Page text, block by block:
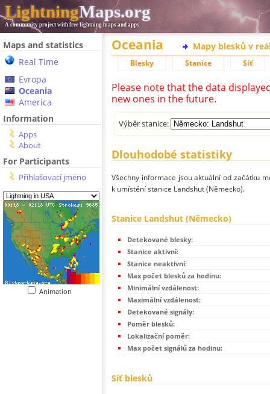
LightningMaps.org
A community project with free lightning maps and apps
Maps and statistics
Real Time
Evropa
Oceania
America
Information
Apps
About
For Participants
Přihlašovací jméno
Animation
Oceania Mapy blesků v
Blesky Stanice Síť
Please note that the data
new ones in the future.
Výběr stanice:
Dlouhodobé statistiky
Všechny informace jsou aktuální od začátku
k umístění stanice Landshut (Německo).
Stanice Landshut (Německo)
Detekované blesky:
Stanice aktivní:
Stanice neaktivní:
Max počet blesků za hodinu:
Minimální vzdálenost:
Maximální vzdálenost:
Detekované signály:
Poměr blesků:
Lokalizační poměr:
Max počet signálů za hodinu:
Síť blesků